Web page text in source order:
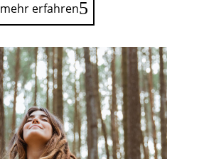
mehr erfahren